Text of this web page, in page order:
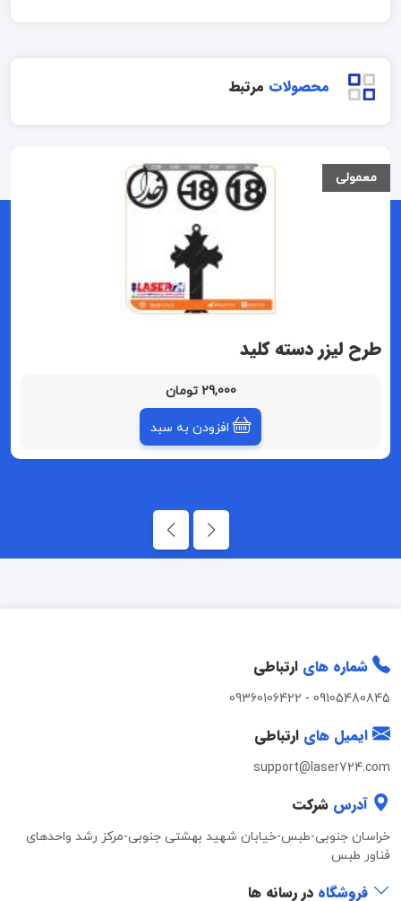
محصولات مرتبط
معمولی
طرح لیزر دسته کلید
29,000 تومان
افزودن به سبد
شماره های ارتباطی
09105480845
-
09360106422
ایمیل های ارتباطی
support@laser724.com
آدرس شرکت
خراسان جنوبی-طبس-خیابان شهید بهشتی جنوبی-مرکز رشد واحدهای
فناور طبس
فروشگاه در رسانه ها